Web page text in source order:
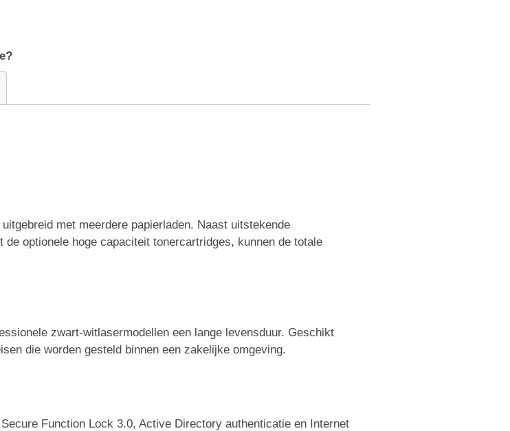
met meerdere papierladen. Naast uitstekende
optionele hoge capaciteit tonercartridges, kunnen de totale
zwart-witlasermodellen een lange levensduur. Geschikt
die worden gesteld binnen een zakelijke omgeving.
Function Lock 3.0, Active Directory authenticatie en Internet